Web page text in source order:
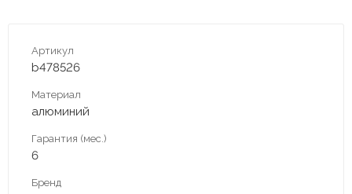
Артикул
b478526
Материал
алюминий
Гарантия (мес.)
6
Бренд